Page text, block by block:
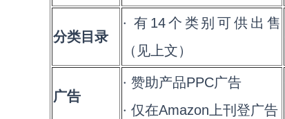
分类目录
· 有 14个类别可供出售
（见上文）
广告
· 赞助产品PPC广告
· 仅在Amazon 上刊登广告